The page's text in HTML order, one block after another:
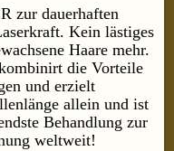
zur dauerhaften
Kein lästiges
Haare mehr.
die Vorteile
und erzielt
allein und ist
Behandlung zur
weltweit!